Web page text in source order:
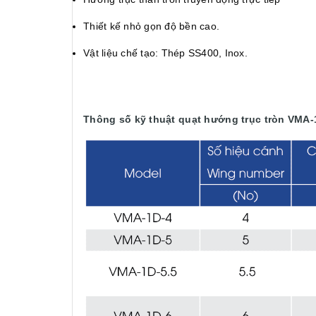
Thiết kế nhỏ gọn độ bền cao.
Vật liệu chế tạo: Thép SS400, Inox.
Thông số kỹ thuật quạt hướng trục tròn VMA-